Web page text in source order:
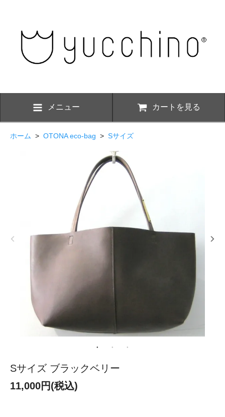
メニュー カートを見る
ホーム > OTONA eco-bag > Sサイズ
Sサイズ ブラックベリー
11,000円(税込)